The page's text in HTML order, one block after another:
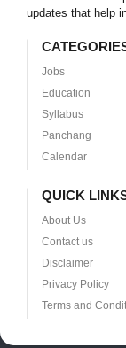
updates that help
Jobs
Education
Syllabus
Panchang
Calendar
QUICK
About Us
Contact us
Disclaimer
Privacy Policy
Terms and